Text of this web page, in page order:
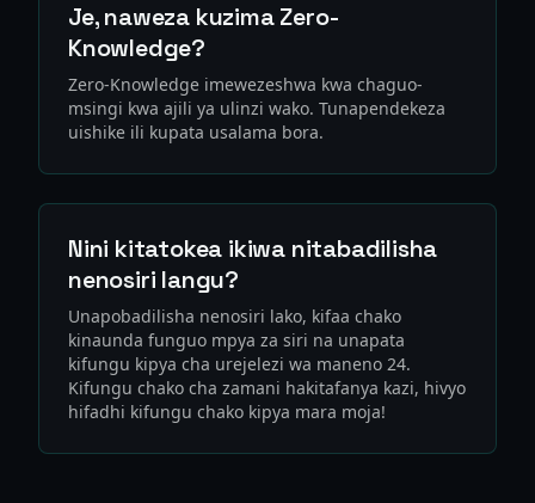
Je, naweza kuzima Zero-
Knowledge?
Zero-Knowledge imewezeshwa kwa chaguo-
msingi kwa ajili ya ulinzi wako. Tunapendekeza
uishike ili kupata usalama bora.
Nini kitatokea ikiwa nitabadilisha
nenosiri langu?
Unapobadilisha nenosiri lako, kifaa chako
kinaunda funguo mpya za siri na unapata
kifungu kipya cha urejelezi wa maneno 24.
Kifungu chako cha zamani hakitafanya kazi, hivyo
hifadhi kifungu chako kipya mara moja!